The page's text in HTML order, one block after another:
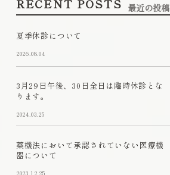
RECENT POSTS 最近の投稿
夏季休診について
2026.08.04
3月29日午後、30日全日は臨時休診とな
ります。
2024.03.25
薬機法において承認されていない医療機
器について
2023.12.25